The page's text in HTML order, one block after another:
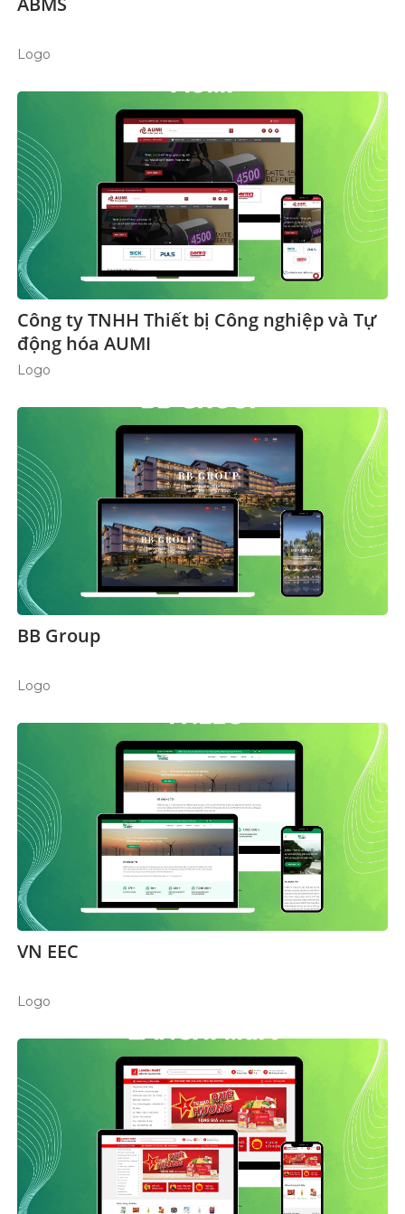
Logo
Công ty TNHH Thiết bị Công nghiệp và Tự
động hóa AUMI
Logo
BB Group
Logo
VN EEC
Logo